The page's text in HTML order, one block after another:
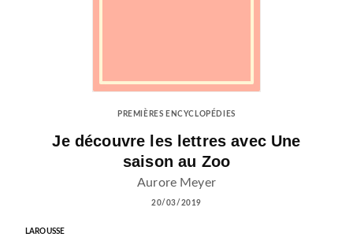
PREMIÈRES ENCYCLOPÉDIES
Je découvre les lettres avec Une
saison au Zoo
Aurore Meyer
20/03/2019
LAROUSSE